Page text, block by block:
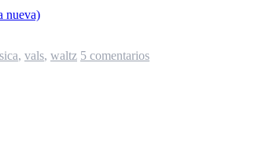
nueva)
, vals, waltz 5 comentarios